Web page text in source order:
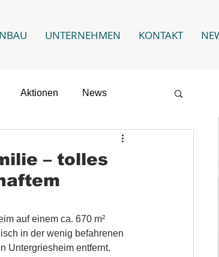
UNTERNEHMEN KONTAKT
Aktionen News
– tolles
auf einem ca. 670 m²
in der wenig befahrenen
Untergriesheim entfernt.